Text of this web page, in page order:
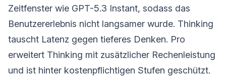
Zeitfenster wie GPT-5.3 Instant, sodass das
Benutzererlebnis nicht langsamer wurde. Thinking
tauscht Latenz gegen tieferes Denken. Pro
erweitert Thinking mit zusätzlicher Rechenleistung
und ist hinter kostenpflichtigen Stufen geschützt.